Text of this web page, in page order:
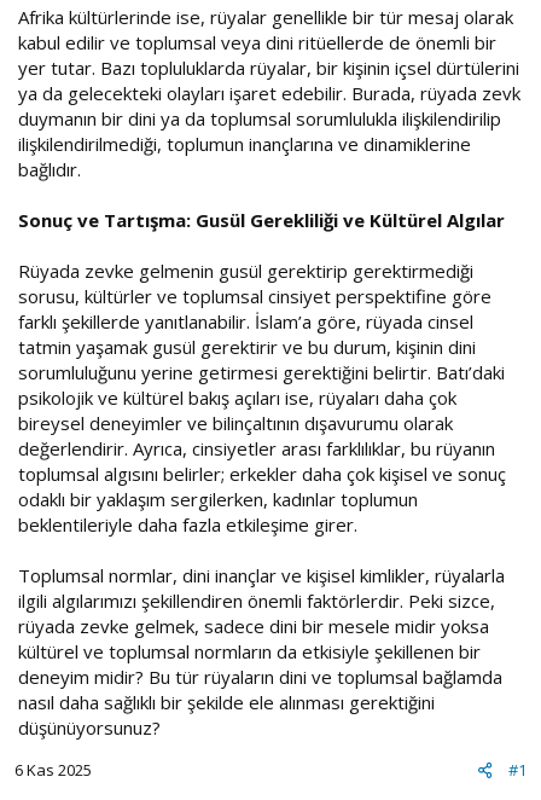
Afrika kültürlerinde ise, rüyalar genellikle bir tür mesaj olarak
kabul edilir ve toplumsal veya dini ritüellerde de önemli bir
yer tutar. Bazı topluluklarda rüyalar, bir kişinin içsel dürtülerini
ya da gelecekteki olayları işaret edebilir. Burada, rüyada zevk
duymanın bir dini ya da toplumsal sorumlulukla ilişkilendirilip
ilişkilendirilmediği, toplumun inançlarına ve dinamiklerine
bağlıdır.
Sonuç ve Tartışma: Gusül Gerekliliği ve Kültürel Algılar
Rüyada zevke gelmenin gusül gerektirip gerektirmediği
sorusu, kültürler ve toplumsal cinsiyet perspektifine göre
farklı şekillerde yanıtlanabilir. İslam’a göre, rüyada cinsel
tatmin yaşamak gusül gerektirir ve bu durum, kişinin dini
sorumluluğunu yerine getirmesi gerektiğini belirtir. Batı’daki
psikolojik ve kültürel bakış açıları ise, rüyaları daha çok
bireysel deneyimler ve bilinçaltının dışavurumu olarak
değerlendirir. Ayrıca, cinsiyetler arası farklılıklar, bu rüyanın
toplumsal algısını belirler; erkekler daha çok kişisel ve sonuç
odaklı bir yaklaşım sergilerken, kadınlar toplumun
beklentileriyle daha fazla etkileşime girer.
Toplumsal normlar, dini inançlar ve kişisel kimlikler, rüyalarla
ilgili algılarımızı şekillendiren önemli faktörlerdir. Peki sizce,
rüyada zevke gelmek, sadece dini bir mesele midir yoksa
kültürel ve toplumsal normların da etkisiyle şekillenen bir
deneyim midir? Bu tür rüyaların dini ve toplumsal bağlamda
nasıl daha sağlıklı bir şekilde ele alınması gerektiğini
düşünüyorsunuz?
#1
6 Kas 2025